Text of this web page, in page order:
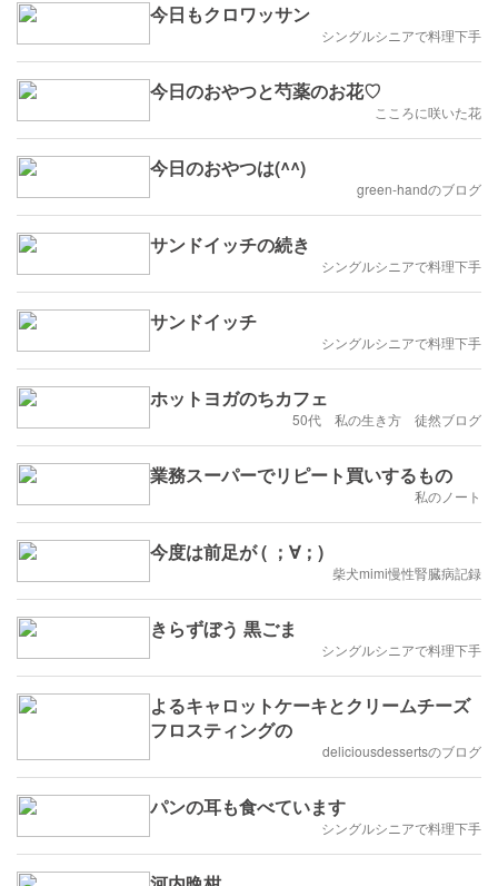
今日もクロワッサン
シングルシニアで料理下手
今日のおやつと芍薬のお花♡
こころに咲いた花
今日のおやつは(^^)
green-handのブログ
サンドイッチの続き
シングルシニアで料理下手
サンドイッチ
シングルシニアで料理下手
ホットヨガのちカフェ
50代 私の生き方 徒然ブログ
業務スーパーでリピート買いするもの
私のノート
今度は前足が ( ；∀；)
柴犬mimi慢性腎臓病記録
きらずぼう 黒ごま
シングルシニアで料理下手
よるキャロットケーキとクリームチーズ
フロスティングの
deliciousdessertsのブログ
パンの耳も食べています
シングルシニアで料理下手